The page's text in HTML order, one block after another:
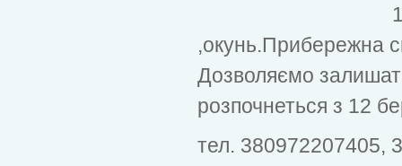
,окунь.Прибережна
Дозволяємо
розпочнеться з 12
тел. 380972207405,